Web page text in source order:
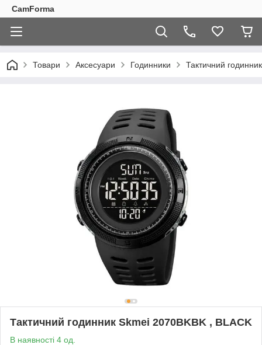
CamForma
Товари Аксесуари Годинники Тактичний
Тактичний годинник Skmei 2070BKBK , BLACK
В наявності 4 од.